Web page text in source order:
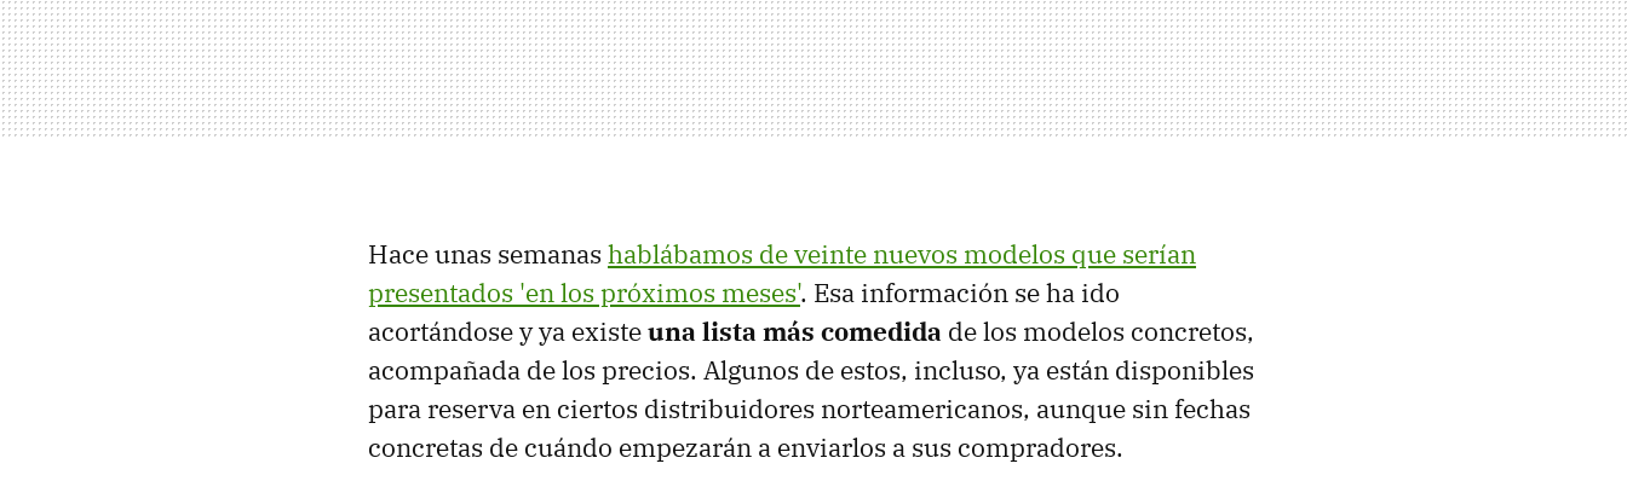
Hace unas semanas hablábamos de veinte nuevos modelos que serían
presentados 'en los próximos meses'. Esa información se ha ido
acortándose y ya existeuna lista más comedida de los modelos concretos,
acompañada de los precios. Algunos de estos, incluso, ya están disponibles
para reserva en ciertos distribuidores norteamericanos, aunque sin fechas
concretas de cuándo empezarán a enviarlos a sus compradores.